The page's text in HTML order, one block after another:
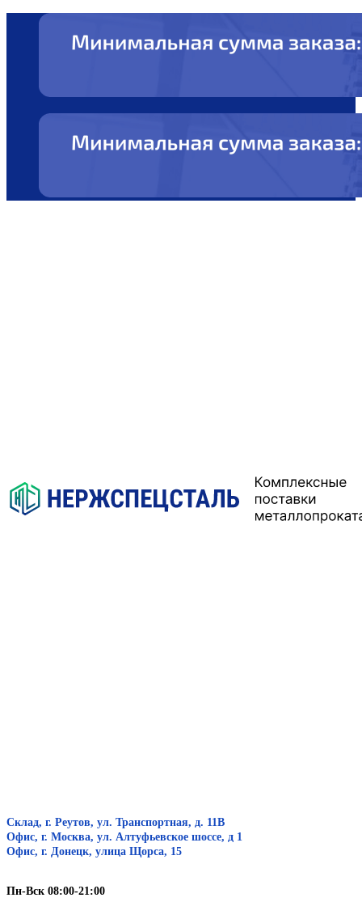
Склад, г. Реутов, ул. Транспортная, д. 11В
Офис, г. Москва, ул. Алтуфьевское шоссе, д 1
Офис, г. Донецк, улица Щорса, 15
Пн-Вск 08:00-21:00